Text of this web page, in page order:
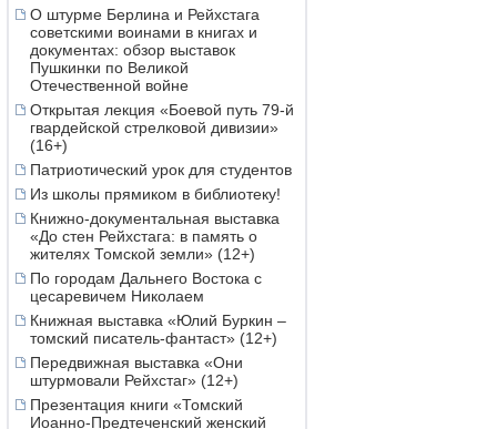
О штурме Берлина и Рейхстага
советскими воинами в книгах и
документах: обзор выставок
Пушкинки по Великой
Отечественной войне
Открытая лекция «Боевой путь 79-й
гвардейской стрелковой дивизии»
(16+)
Патриотический урок для студентов
Из школы прямиком в библиотеку!
Книжно-документальная выставка
«До стен Рейхстага: в память о
жителях Томской земли» (12+)
По городам Дальнего Востока с
цесаревичем Николаем
Книжная выставка «Юлий Буркин –
томский писатель-фантаст» (12+)
Передвижная выставка «Они
штурмовали Рейхстаг» (12+)
Презентация книги «Томский
Иоанно-Предтеченский женский